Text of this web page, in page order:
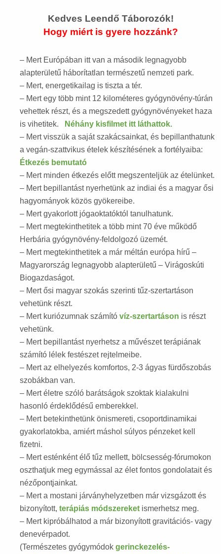
Kedves Leendő Táborozók!
Hogy miért is gyere hozzánk?
– Mert Európában itt van a második legnagyobb
alapterületű háborítatlan természetű nemzeti park.
– Mert, energetikailag is tiszta a tér.
– Mert egy több mint 12 kilométeres gyógynövény-túrán
vehettek részt, és a megszedett gyógynövényeket haza
is vihetitek.
Néhány kisfilmet itt láthattok.
– Mert visszük a saját szakácsainkat, és bepillanthatunk
a vegán-szattvikus ételek készítésének a fortélyaiba:
Étkezés bemutató
– Mert minden étkezés előtt megszenteljük az ételünket.
– Mert bepillantást nyerhetünk az indiai és a magyar ősi
hagyományok közös gyökereibe.
– Mert gyakorlott jógaoktatóktól tanulhatunk.
– Mert megtekinthetitek a több mint 70 éve működő
Herbária gyógynövény-feldolgozó üzemét.
– Mert megtekinthetitek a már méltán európa hírű –
Magyarország legnagyobb alapterületű – Virágoskúti
Biogazdaságot.
– Mert ősi magyar szokás szerinti tűz-szertartáson
vehetünk részt.
– Mert kuriózumnak számító víz-szertartáson is részt
vehetünk.
– Mert bepillantást nyerhetsz a művészet terápiának
számító lélek festészet rejtelmeibe.
– Mert az elhelyezés komfortos, 2-3 ágyas fürdőszobás
szobákban van.
– Mert életre szóló barátságok szoktak kialakulni
hasonló érdeklődésű emberekkel.
– Mert betekinthetünk önismereti, csoportdinamikai
gyakorlatokba, amiért máshol súlyos pénzeket kell
fizetni.
– Mert esténként élő tűz mellett, bölcsesség-fórumokon
oszthatjuk meg egymással az élet fontos gondolatait és
nézőpontjainkat.
– Mert a mostani járványhelyzetben már vizsgázott és
bizonyított, terápiás módszereket ismerhetsz meg.
– Mert kipróbálhatod a már bizonyított gravitációs- vagy
denevérpadot.
(Természetes gyógymódok gerinckezelés-